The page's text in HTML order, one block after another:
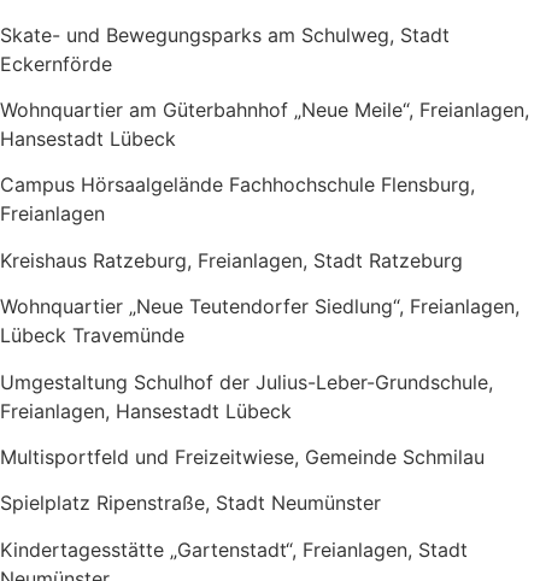
Skate- und Bewegungsparks am Schulweg, Stadt
Eckernförde
Wohnquartier am Güterbahnhof „Neue Meile“, Freianlagen,
Hansestadt Lübeck
Campus Hörsaalgelände Fachhochschule Flensburg,
Freianlagen
Kreishaus Ratzeburg, Freianlagen, Stadt Ratzeburg
Wohnquartier „Neue Teutendorfer Siedlung“, Freianlagen,
Lübeck Travemünde
Umgestaltung Schulhof der Julius-Leber-Grundschule,
Freianlagen, Hansestadt Lübeck
Multisportfeld und Freizeitwiese, Gemeinde Schmilau
Spielplatz Ripenstraße, Stadt Neumünster
Kindertagesstätte „Gartenstadt“, Freianlagen, Stadt